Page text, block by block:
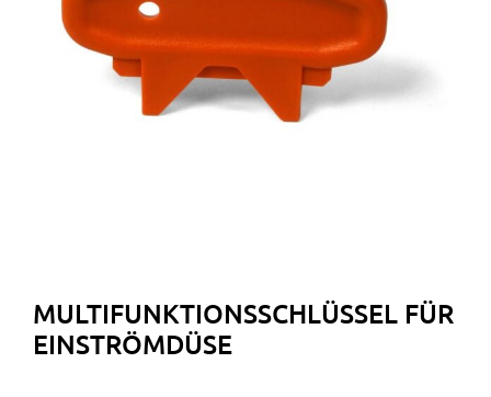
MULTIFUNKTIONSSCHLÜSSEL FÜR
EINSTRÖMDÜSE